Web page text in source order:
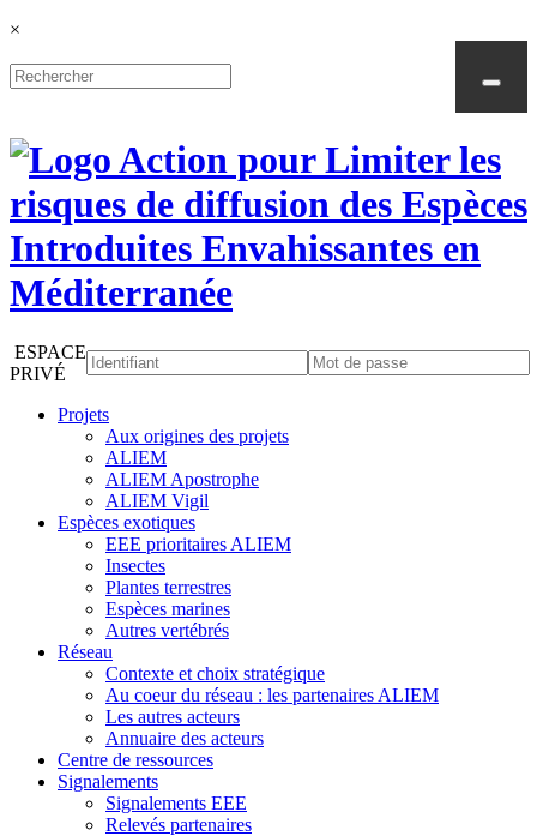
×
ESPACE
PRIVÉ
Projets
Aux origines des projets
ALIEM
ALIEM Apostrophe
ALIEM Vigil
Espèces exotiques
EEE prioritaires ALIEM
Insectes
Plantes terrestres
Espèces marines
Autres vertébrés
Réseau
Contexte et choix stratégique
Au coeur du réseau : les partenaires ALIEM
Les autres acteurs
Annuaire des acteurs
Centre de ressources
Signalements
Signalements EEE
Relevés partenaires